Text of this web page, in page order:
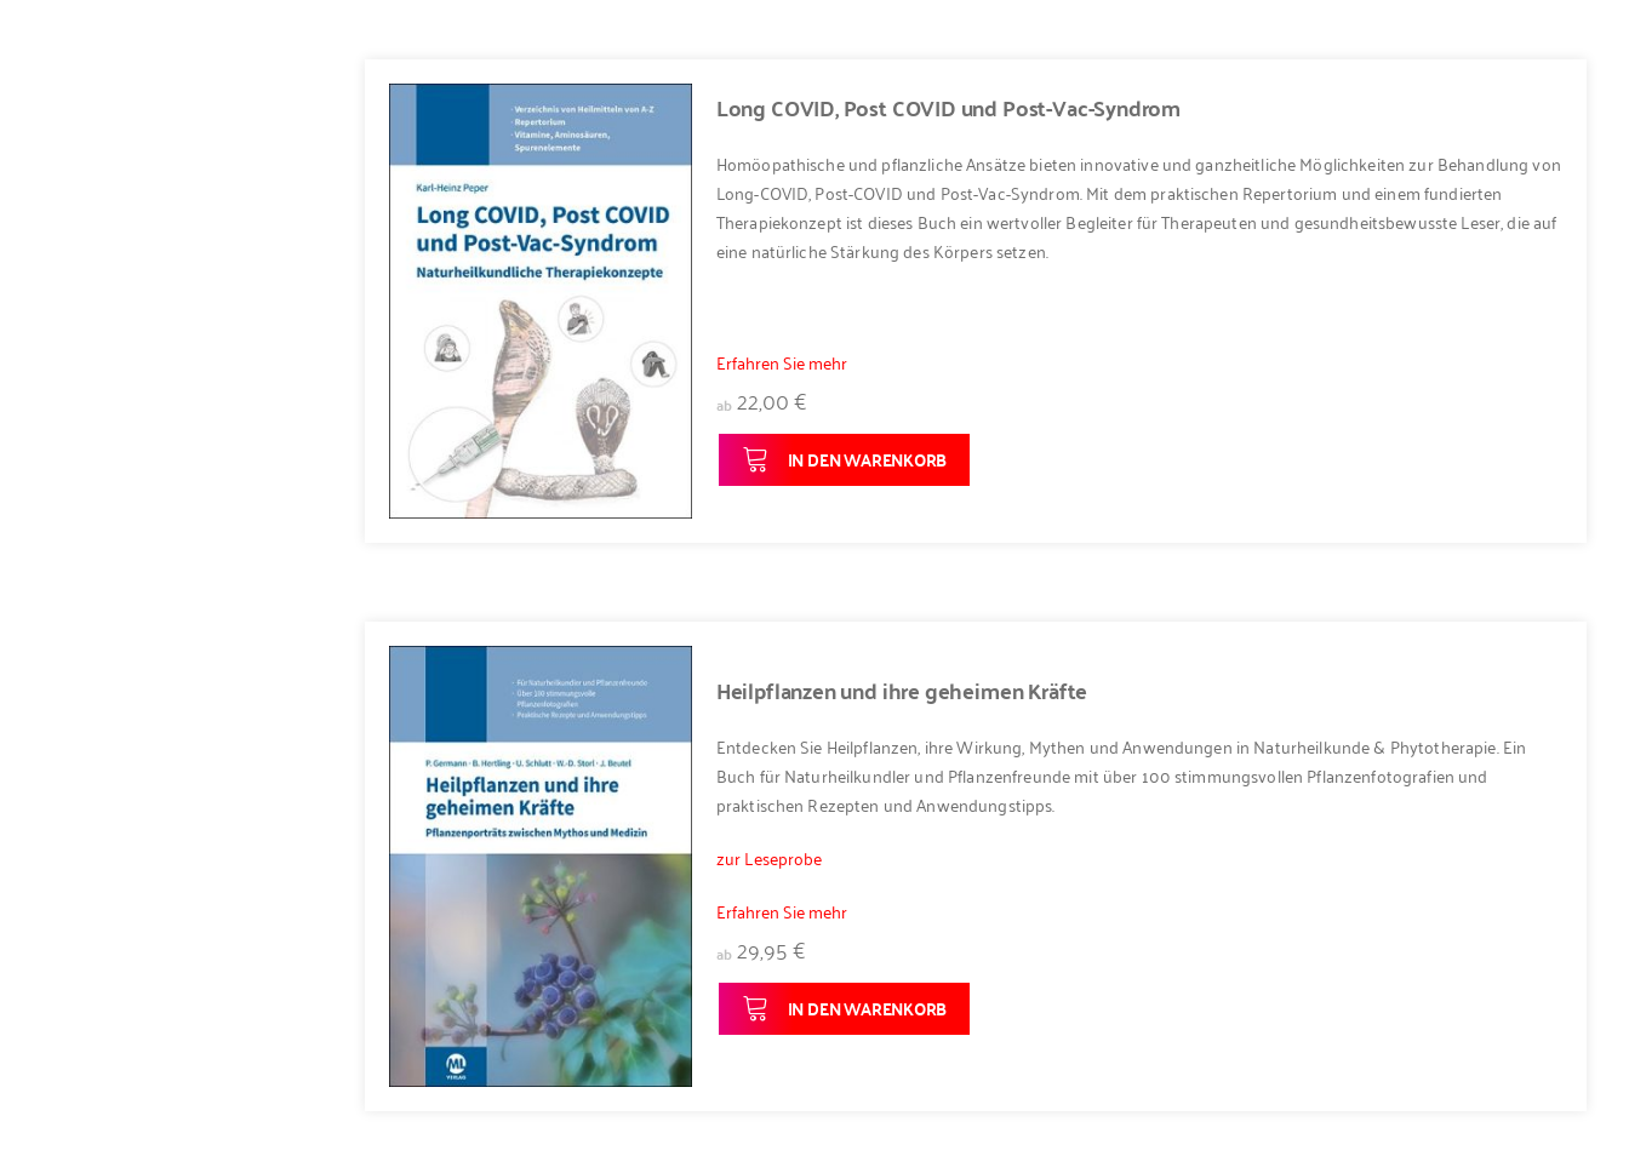
Long COVID, Post COVID und Post-Vac-Syndrom
Homöopathische und pflanzliche Ansätze bieten innovative und ganzheitliche Möglichkeiten zur Behandlung von
Long-COVID, Post-COVID und Post-Vac-Syndrom. Mit dem praktischen Repertorium und einem fundierten
Therapiekonzept ist dieses Buch ein wertvoller Begleiter für Therapeuten und gesundheitsbewusste Leser, die auf
eine natürliche Stärkung des Körpers setzen.
Erfahren Sie mehr
ab22,00 €
IN DEN WARENKORB
Heilpflanzen und ihre geheimen Kräfte
Entdecken Sie Heilpflanzen, ihre Wirkung, Mythen und Anwendungen in Naturheilkunde & Phytotherapie. Ein
Buch für Naturheilkundler und Pflanzenfreunde mit über 100 stimmungsvollen Pflanzenfotografien und
praktischen Rezepten und Anwendungstipps.
zur Leseprobe
Erfahren Sie mehr
ab29,95 €
IN DEN WARENKORB